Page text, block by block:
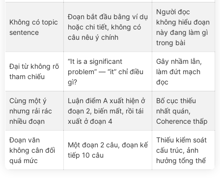
Không có topic
sentence
Đoạn bắt đầu bằng ví dụ
hoặc chi tiết, không có
câu nêu ý chính
Người đọc
không hiểu đoạn
này đang làm gì
trong bài
Đại từ không rõ
tham chiếu
“It is a significant
problem” — “it” chỉ điều
gì?
Gây nhầm lẫn,
làm đứt mạch
đọc
Cùng một ý
nhưng rải rác
nhiều đoạn
Luận điểm A xuất hiện ở
đoạn 2, biến mất, rồi tái
xuất ở đoạn 4
Bố cục thiếu
nhất quán,
Coherence thấp
Đoạn văn
không cân đối
quá mức
Một đoạn 2 câu, đoạn kế
tiếp 10 câu
Thiếu kiểm soát
cấu trúc, ảnh
hưởng tổng thể